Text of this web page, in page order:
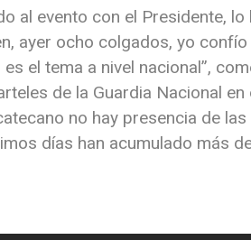
al evento con el Presidente,
ayer ocho colgados, yo
es el tema a nivel nacional”,
de la Guardia Nacional
no hay presencia de
días han acumulado más